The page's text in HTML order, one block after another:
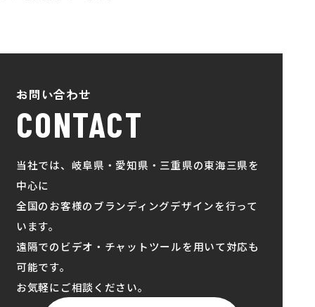
お問い合わせ
CONTACT
当社では、岐阜県・愛知県・三重県の東海三県を
中心に
全国のお客様のブランディングデザインを行って
います。
遠隔でのビデオ・チャットツールを用いて対応も
可能です。
お気軽にご相談ください。